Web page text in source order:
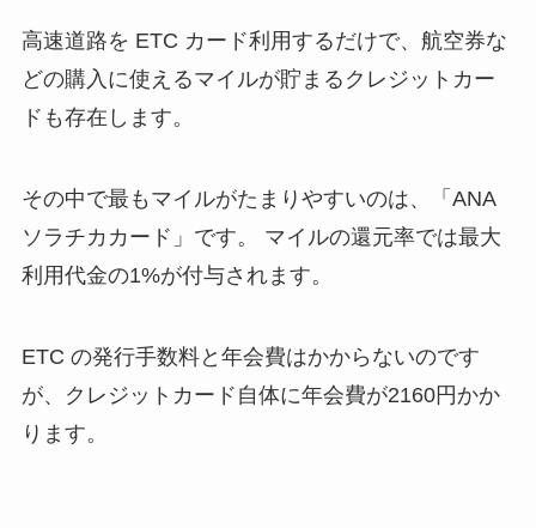
高速道路を ETC カード利用するだけで、航空券な
どの購入に使えるマイルが貯まるクレジットカー
ドも存在します。
その中で最もマイルがたまりやすいのは、「ANA
ソラチカカード」です。 マイルの還元率では最大
利用代金の1%が付与されます。
ETC の発行手数料と年会費はかからないのです
が、クレジットカード自体に年会費が2160円かか
ります。